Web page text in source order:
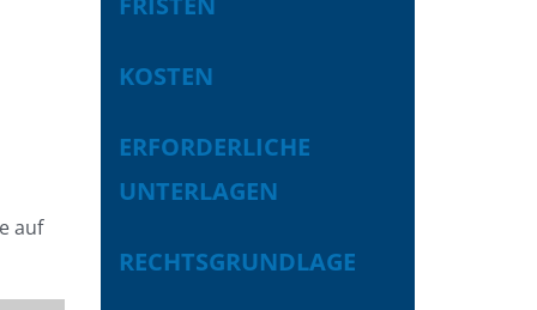
KOSTEN
ERFORDERLICHE
UNTERLAGEN
RECHTSGRUNDLAGE
auf